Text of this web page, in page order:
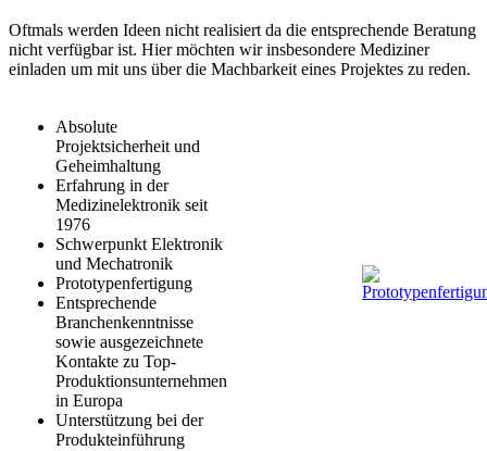
Oftmals werden Ideen nicht realisiert da die entsprechende Beratung
nicht verfügbar ist. Hier möchten wir insbesondere Mediziner
einladen um mit uns über die Machbarkeit eines Projektes zu reden.
Absolute
Projektsicherheit und
Geheimhaltung
Erfahrung in der
Medizinelektronik seit
1976
Schwerpunkt Elektronik
und Mechatronik
Prototypenfertigung
Entsprechende
Branchenkenntnisse
sowie ausgezeichnete
Kontakte zu Top-
Produktionsunternehmen
in Europa
Unterstützung bei der
Produkteinführung